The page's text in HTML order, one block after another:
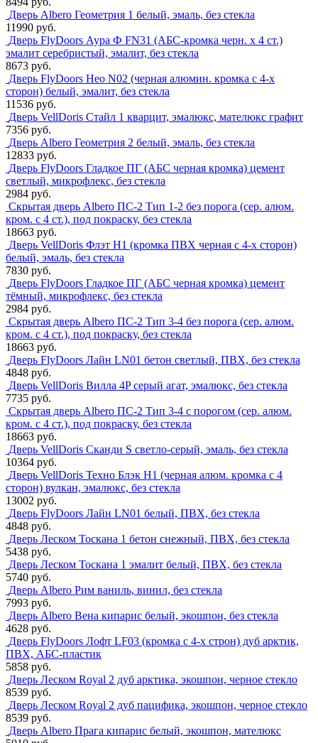
Дверь Albero Геометрия 1 белый, эмаль, без стекла
11990 руб.
Дверь FlyDoors Аура Ф FN31 (АБС-кромка черн. х 4 ст.)
эмалит серебристый, эмалит, без стекла
8673 руб.
Дверь FlyDoors Нео N02 (черная алюмин. кромка с 4-х
сторон) белый, эмалит, без стекла
11536 руб.
Дверь VellDoris Стайл 1 кварцит, эмалюкс, мателюкс графит
7356 руб.
Дверь Albero Геометрия 2 белый, эмаль, без стекла
12833 руб.
Дверь FlyDoors Гладкое ПГ (АБС черная кромка) цемент
светлый, микрофлекс, без стекла
2984 руб.
Скрытая дверь Albero ПС-2 Тип 1-2 без порога (сер. алюм.
кром. с 4 ст.), под покраску, без стекла
18663 руб.
Дверь VellDoris Флэт H1 (кромка ПВХ черная с 4-х сторон)
белый, эмаль, без стекла
7830 руб.
Дверь FlyDoors Гладкое ПГ (АБС черная кромка) цемент
тёмный, микрофлекс, без стекла
2984 руб.
Скрытая дверь Albero ПС-2 Тип 3-4 без порога (сер. алюм.
кром. с 4 ст.), под покраску, без стекла
18663 руб.
Дверь FlyDoors Лайн LN01 бетон светлый, ПВХ, без стекла
4848 руб.
Дверь VellDoris Вилла 4P серый агат, эмалюкс, без стекла
7735 руб.
Скрытая дверь Albero ПС-2 Тип 3-4 с порогом (сер. алюм.
кром. с 4 ст.), под покраску, без стекла
18663 руб.
Дверь VellDoris Сканди S светло-серый, эмаль, без стекла
10364 руб.
Дверь VellDoris Техно Блэк H1 (черная алюм. кромка с 4
сторон) вулкан, эмалюкс, без стекла
13002 руб.
Дверь FlyDoors Лайн LN01 белый, ПВХ, без стекла
4848 руб.
Дверь Леском Тоскана 1 бетон снежный, ПВХ, без стекла
5438 руб.
Дверь Леском Тоскана 1 эмалит белый, ПВХ, без стекла
5740 руб.
Дверь Albero Рим ваниль, винил, без стекла
7993 руб.
Дверь Albero Вена кипарис белый, экошпон, без стекла
4628 руб.
Дверь FlyDoors Лофт LF03 (кромка с 4-х строн) дуб арктик,
ПВХ, АБС-пластик
5858 руб.
Дверь Леском Royal 2 дуб арктика, экошпон, черное стекло
8539 руб.
Дверь Леском Royal 2 дуб пацифика, экошпон, черное стекло
8539 руб.
Дверь Albero Прага кипарис белый, экошпон, мателюкс